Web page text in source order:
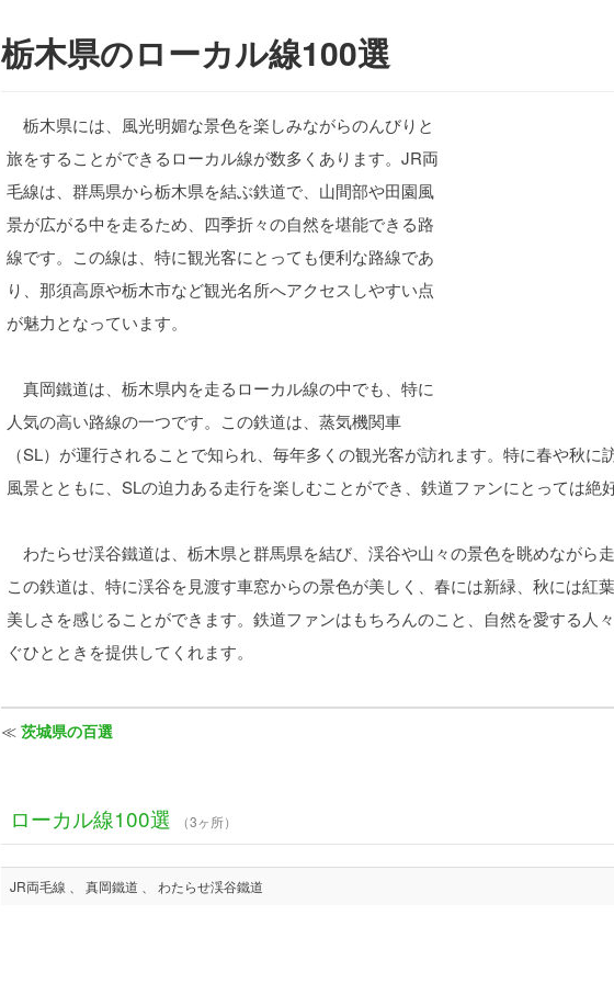
栃木県のローカル線100選
栃木県には、風光明媚な景色を楽しみながらのんびりと
旅をすることができるローカル線が数多くあります。JR両
毛線は、群馬県から栃木県を結ぶ鉄道で、山間部や田園風
景が広がる中を走るため、四季折々の自然を堪能できる路
線です。この線は、特に観光客にとっても便利な路線であ
り、那須高原や栃木市など観光名所へアクセスしやすい点
が魅力となっています。
真岡鐵道は、栃木県内を走るローカル線の中でも、特に
人気の高い路線の一つです。この鉄道は、蒸気機関車
（SL）が運行されることで知られ、毎年多くの観光客が訪れます。特に春や秋に
風景とともに、SLの迫力ある走行を楽しむことができ、鉄道ファンにとっては絶
わたらせ渓谷鐵道は、栃木県と群馬県を結び、渓谷や山々の景色を眺めながら走
この鉄道は、特に渓谷を見渡す車窓からの景色が美しく、春には新緑、秋には紅
美しさを感じることができます。鉄道ファンはもちろんのこと、自然を愛する人
ぐひとときを提供してくれます。
≪ 茨城県の百選
ローカル線100選 （3ヶ所）
JR両毛線 、 真岡鐵道 、 わたらせ渓谷鐵道